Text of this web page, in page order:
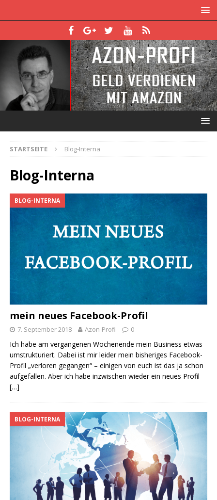
STARTSEITE Blog-Interna
Blog-Interna
BLOG-INTERNA
mein neues Facebook-Profil
7. September 2018 Azon-Profi 0
Ich habe am vergangenen Wochenende mein Business etwas
umstrukturiert. Dabei ist mir leider mein bisheriges Facebook-
Profil „verloren gegangen“ – einigen von euch ist das ja schon
aufgefallen. Aber ich habe inzwischen wieder ein neues Profil
[…]
BLOG-INTERNA